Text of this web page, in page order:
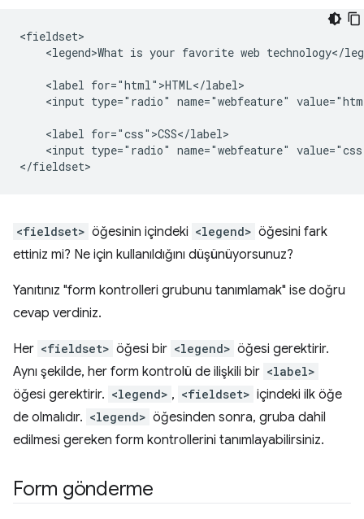
<fieldset>
<legend>What is your favorite web technology</
    <label for="html">HTML</label>
<input type="radio" name="webfeature"
    <label for="css">CSS</label>
<input type="radio" name="webfeature"
<fieldset> öğesinin içindeki <legend> öğesini fark
ettiniz mi? Ne için kullanıldığını düşünüyorsunuz?
Yanıtınız "form kontrolleri grubunu tanımlamak" ise doğru
cevap verdiniz.
Her <fieldset> öğesi bir <legend> öğesi gerektirir.
Aynı şekilde, her form kontrolü de ilişkili bir <label>
öğesi gerektirir. <legend> , <fieldset> içindeki ilk öğe
de olmalıdır. <legend> öğesinden sonra, gruba dahil
edilmesi gereken form kontrollerini tanımlayabilirsiniz.
Form gönderme